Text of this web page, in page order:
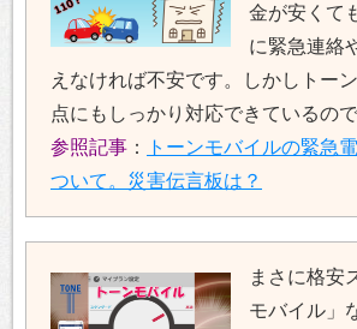
金が安くて
に緊急連絡
えなければ不安です。しかしトー
点にもしっかり対応できているので
参照記事 ：
トーンモバイルの緊急
ついて。災害伝言板は？
まさに格安
モバイル」